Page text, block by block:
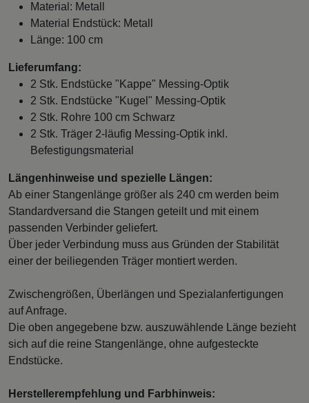
Material: Metall
Material Endstück: Metall
Länge: 100 cm
Lieferumfang:
2 Stk. Endstücke "Kappe" Messing-Optik
2 Stk. Endstücke "Kugel" Messing-Optik
2 Stk. Rohre 100 cm Schwarz
2 Stk. Träger 2-läufig Messing-Optik inkl.
Befestigungsmaterial
Längenhinweise und spezielle Längen:
Ab einer Stangenlänge größer als 240 cm werden beim
Standardversand die Stangen geteilt und mit einem
passenden Verbinder geliefert.
Über jeder Verbindung muss aus Gründen der Stabilität
einer der beiliegenden Träger montiert werden.
Zwischengrößen, Überlängen und Spezialanfertigungen
auf Anfrage.
Die oben angegebene bzw. auszuwählende Länge bezieht
sich auf die reine Stangenlänge, ohne aufgesteckte
Endstücke.
Herstellerempfehlung und Farbhinweis: